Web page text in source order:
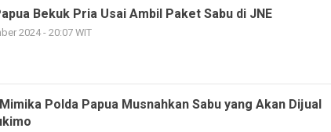
Bekuk Pria Usai Ambil Paket Sabu di JNE
2024 - 20:07 WIT
Polda Papua Musnahkan Sabu yang Akan Dijual